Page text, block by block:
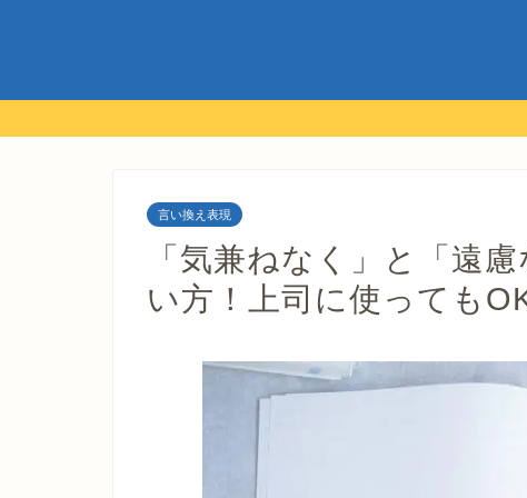
言い換え表現
「気兼ねなく」と「遠
い方！上司に使っても